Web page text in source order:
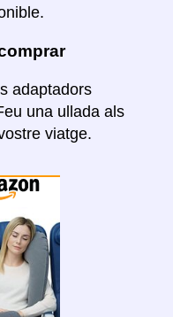
adaptadors
una ullada als
viatge.